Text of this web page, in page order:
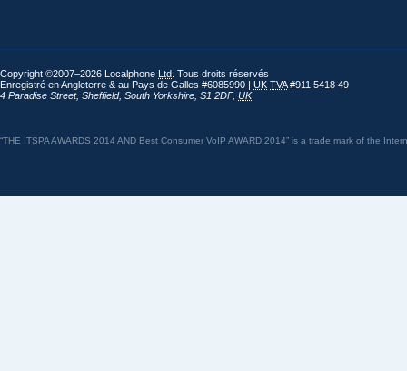
Copyright ©2007–2026 Localphone Ltd . Tous droits réservés
Enregistré en Angleterre & au Pays de Galles #6085990 | UK TVA#911 5418 49
4 Paradise Street, Sheffield, South Yorkshire S1 2DF, UK
“THE ITSPA AWARDS 2014 AND Best Consumer VoIP AWARD 2014” is a trade mark of the